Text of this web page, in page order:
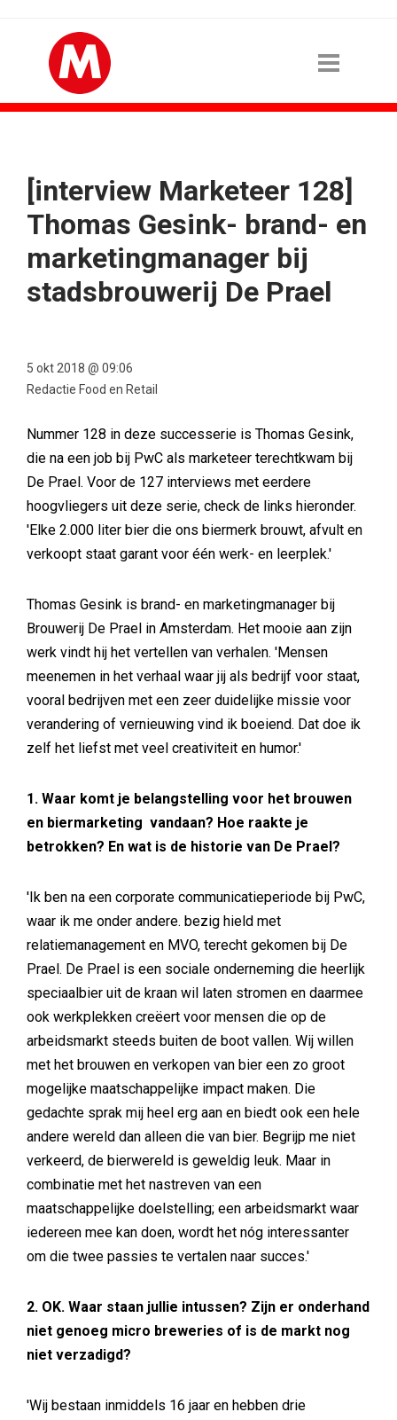
[interview Marketeer 128]
Thomas Gesink- brand- en
marketingmanager bij
stadsbrouwerij De Prael
5 okt 2018 @ 09:06
Redactie Food en Retail
Nummer 128 in deze successerie is Thomas Gesink,
die na een job bij PwC als marketeer terechtkwam bij
De Prael. Voor de 127 interviews met eerdere
hoogvliegers uit deze serie, check de links hieronder.
'Elke 2.000 liter bier die ons biermerk brouwt, afvult en
verkoopt staat garant voor één werk- en leerplek.'
Thomas Gesink is brand- en marketingmanager bij
Brouwerij De Prael in Amsterdam. Het mooie aan zijn
werk vindt hij het vertellen van verhalen. 'Mensen
meenemen in het verhaal waar jij als bedrijf voor staat,
vooral bedrijven met een zeer duidelijke missie voor
verandering of vernieuwing vind ik boeiend. Dat doe ik
zelf het liefst met veel creativiteit en humor.'
1. Waar komt je belangstelling voor het brouwen
en biermarketing vandaan? Hoe raakte je
betrokken? En wat is de historie van De Prael?
'Ik ben na een corporate communicatieperiode bij PwC,
waar ik me onder andere. bezig hield met
relatiemanagement en MVO, terecht gekomen bij De
Prael. De Prael is een sociale onderneming die heerlijk
speciaalbier uit de kraan wil laten stromen en daarmee
ook werkplekken creëert voor mensen die op de
arbeidsmarkt steeds buiten de boot vallen. Wij willen
met het brouwen en verkopen van bier een zo groot
mogelijke maatschappelijke impact maken. Die
gedachte sprak mij heel erg aan en biedt ook een hele
andere wereld dan alleen die van bier. Begrijp me niet
verkeerd, de bierwereld is geweldig leuk. Maar in
combinatie met het nastreven van een
maatschappelijke doelstelling; een arbeidsmarkt waar
iedereen mee kan doen, wordt het nóg interessanter
om die twee passies te vertalen naar succes.'
2. OK. Waar staan jullie intussen? Zijn er onderhand
niet genoeg micro breweries of is de markt nog
niet verzadigd?
'Wij bestaan inmiddels 16 jaar en hebben drie